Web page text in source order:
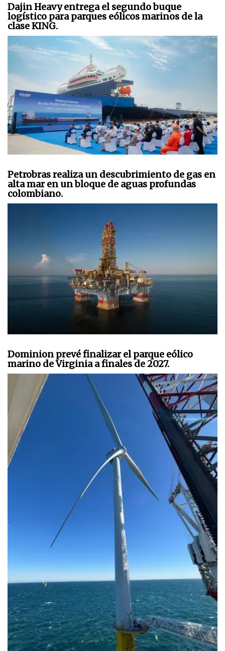
Dajin Heavy entrega el segundo buque
logístico para parques eólicos marinos de la
clase KING.
Petrobras realiza un descubrimiento de gas en
alta mar en un bloque de aguas profundas
colombiano.
Dominion prevé finalizar el parque eólico
marino de Virginia a finales de 2027.